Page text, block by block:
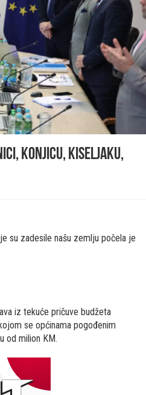
Konjicu, Kiseljaku,
su zadesile našu zemlju počela je
iz tekuće pričuve budžeta
se općinama pogođenim
od milion KM.